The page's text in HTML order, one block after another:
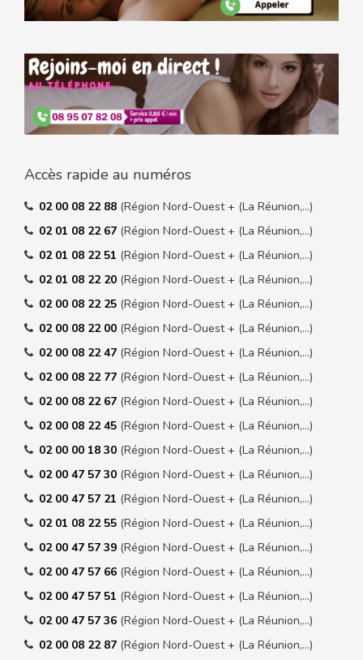
Accès rapide au numéros
02 00 08 22 88 (Région Nord-Ouest + (La Réunion,…)
02 01 08 22 67 (Région Nord-Ouest + (La Réunion,…)
02 01 08 22 51 (Région Nord-Ouest + (La Réunion,…)
02 01 08 22 20 (Région Nord-Ouest + (La Réunion,…)
02 00 08 22 25 (Région Nord-Ouest + (La Réunion,…)
02 00 08 22 00 (Région Nord-Ouest + (La Réunion,…)
02 00 08 22 47 (Région Nord-Ouest + (La Réunion,…)
02 00 08 22 77 (Région Nord-Ouest + (La Réunion,…)
02 00 08 22 67 (Région Nord-Ouest + (La Réunion,…)
02 00 08 22 45 (Région Nord-Ouest + (La Réunion,…)
02 00 00 18 30 (Région Nord-Ouest + (La Réunion,…)
02 00 47 57 30 (Région Nord-Ouest + (La Réunion,…)
02 00 47 57 21 (Région Nord-Ouest + (La Réunion,…)
02 01 08 22 55 (Région Nord-Ouest + (La Réunion,…)
02 00 47 57 39 (Région Nord-Ouest + (La Réunion,…)
02 00 47 57 66 (Région Nord-Ouest + (La Réunion,…)
02 00 47 57 51 (Région Nord-Ouest + (La Réunion,…)
02 00 47 57 36 (Région Nord-Ouest + (La Réunion,…)
02 00 08 22 87 (Région Nord-Ouest + (La Réunion,…)